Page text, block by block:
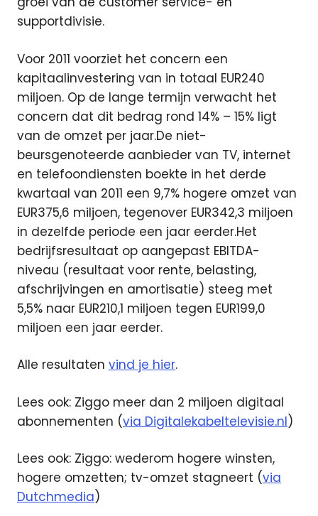
supportdivisie.
Voor 2011 voorziet het concern een
kapitaalinvestering van in totaal EUR240
miljoen. Op de lange termijn verwacht het
concern dat dit bedrag rond 14% – 15% ligt
van de omzet per jaar.De niet-
beursgenoteerde aanbieder van TV, internet
en telefoondiensten boekte in het derde
kwartaal van 2011 een 9,7% hogere omzet van
EUR375,6 miljoen, tegenover EUR342,3 miljoen
in dezelfde periode een jaar eerder.Het
bedrijfsresultaat op aangepast EBITDA-
niveau (resultaat voor rente, belasting,
afschrijvingen en amortisatie) steeg met
5,5% naar EUR210,1 miljoen tegen EUR199,0
miljoen een jaar eerder.
Alle resultaten vind je hier.
Lees ook: Ziggo meer dan 2 miljoen digitaal
abonnementen (via Digitalekabeltelevisie.nl)
Lees ook: Ziggo: wederom hogere winsten,
hogere omzetten; tv-omzet stagneert (via
Dutchmedia)